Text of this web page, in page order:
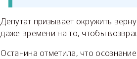
Депутат призывает окружить
даже времени на то, чтобы
Останина отметила, что